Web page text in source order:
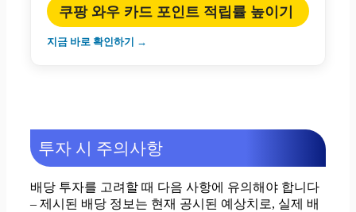
쿠팡 와우 카드 포인트 적립률 높이기
지금 바로 확인하기 →
투자 시 주의사항
배당 투자를 고려할 때 다음 사항에 유의해야 합니다
– 제시된 배당 정보는 현재 공시된 예상치로, 실제 배